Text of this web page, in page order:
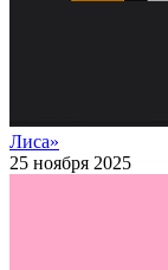
Лиса»
25 ноября 2025